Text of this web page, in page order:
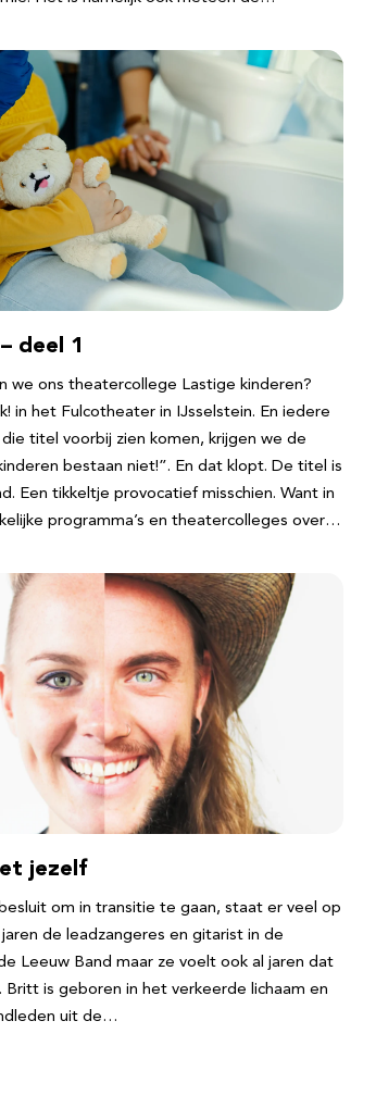
deel 1
we ons theatercollege Lastige kinderen?
in het Fulcotheater in IJsselstein. En iedere
titel voorbij zien komen, krijgen we de
bestaan niet!”. En dat klopt. De titel is
Een tikkeltje provocatief misschien. Want in
programma’s en theatercolleges over…
jezelf
om in transitie te gaan, staat er veel op
de leadzangeres en gitarist in de
Leeuw Band maar ze voelt ook al jaren dat
is geboren in het verkeerde lichaam en
uit de…